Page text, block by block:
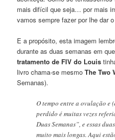
mais difícil que seja… por mais
vamos sempre fazer por lhe dar
E a propósito, esta imagem
durante as duas semanas em
tratamento de FIV do Louis
livro chama-se mesmoThe Two
Semanas).
O tempo entre a ovulação e
perdido é muitas vezes
Duas Semanas”, e essas
muito mais longas. Aqui